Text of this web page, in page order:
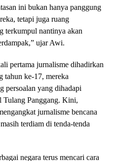
ini bukan hanya panggung
tetapi juga ruang
terkumpul nantinya akan
ujar Awi.
pertama jurnalisme dihadirkan
tahun ke-17, mereka
persoalan yang dihadapi
Tulang Panggang. Kini,
jurnalisme bencana
terdiam di tenda-tenda
negara terus mencari cara